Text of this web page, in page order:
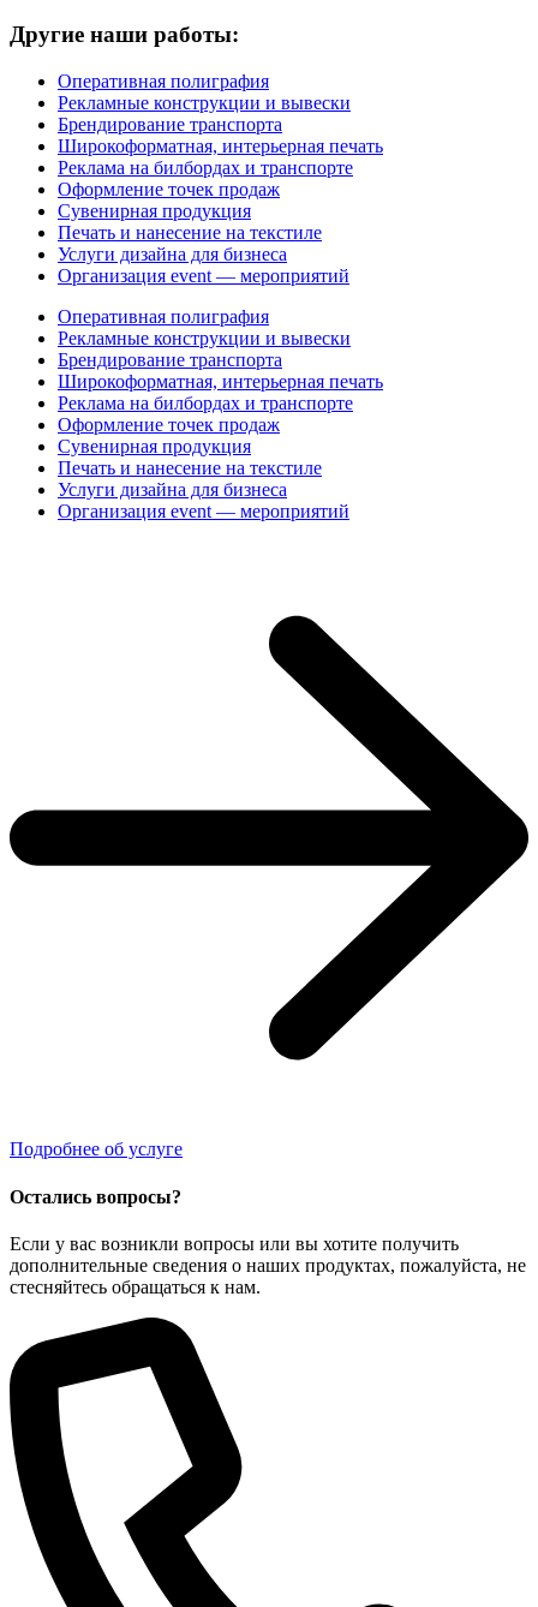
Другие наши работы:
Оперативная полиграфия
Рекламные конструкции и вывески
Брендирование транспорта
Широкоформатная, интерьерная печать
Реклама на билбордах и транспорте
Оформление точек продаж
Сувенирная продукция
Печать и нанесение на текстиле
Услуги дизайна для бизнеса
Организация event — мероприятий
Оперативная полиграфия
Рекламные конструкции и вывески
Брендирование транспорта
Широкоформатная, интерьерная печать
Реклама на билбордах и транспорте
Оформление точек продаж
Сувенирная продукция
Печать и нанесение на текстиле
Услуги дизайна для бизнеса
Организация event — мероприятий
Подробнее об услуге
Остались вопросы?
Если у вас возникли вопросы или вы хотите получить
дополнительные сведения о наших продуктах, пожалуйста, не
стесняйтесь обращаться к нам.